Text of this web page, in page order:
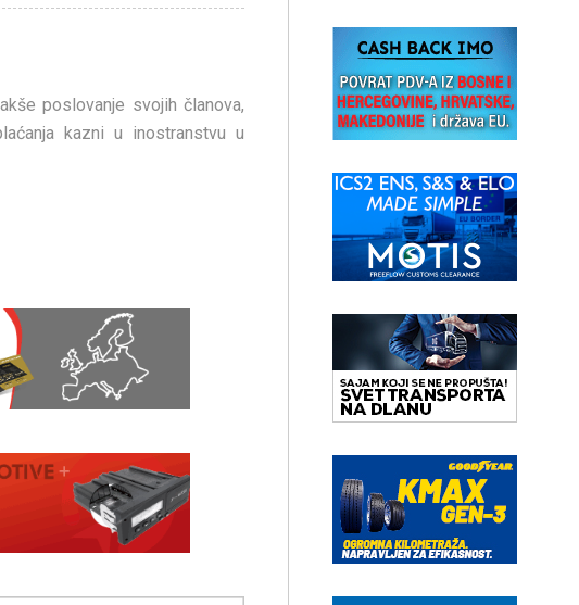
poslovanje svojih članova,
kazni u inostranstvu u